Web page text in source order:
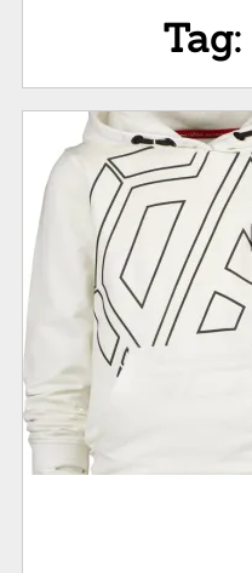
Tag: